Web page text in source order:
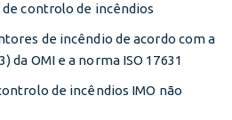
de controlo de incêndios
de incêndio de acordo com a
da OMI e a norma ISO 17631
de incêndios IMO não